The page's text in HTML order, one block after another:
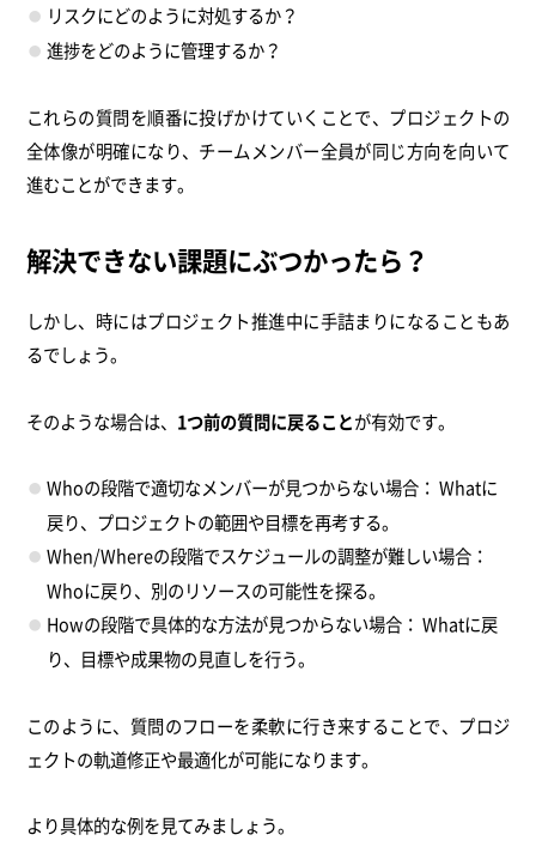
リスクにどのように対処するか？
進捗をどのように管理するか？
これらの質問を順番に投げかけていくことで、プロジェクトの
全体像が明確になり、チームメンバー全員が同じ方向を向いて
進むことができます。
解決できない課題にぶつかったら？
しかし、時にはプロジェクト推進中に手詰まりになることもあ
るでしょう。
そのような場合は、 1つ前の質問に戻ることが有効です。
Whoの段階で適切なメンバーが見つからない場合： Whatに
戻り、プロジェクトの範囲や目標を再考する。
When/Whereの段階でスケジュールの調整が難しい場合：
Whoに戻り、別のリソースの可能性を探る。
Howの段階で具体的な方法が見つからない場合： Whatに戻
り、目標や成果物の見直しを行う。
このように、質問のフローを柔軟に行き来することで、プロジ
ェクトの軌道修正や最適化が可能になります。
より具体的な例を見てみましょう。